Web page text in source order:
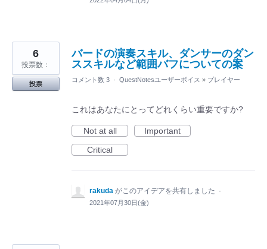
バードの演奏スキル、ダンサーのダン
ススキルなど範囲バフについての案
6
投票数：
投票
コメント数 3 · QuestNotesユーザーボイス » プレイヤー
これはあなたにとってどれくらい重要ですか?
Not at all
Important
Critical
rakuda がこのアイデアを共有しました ·
2021年07月30日(金)